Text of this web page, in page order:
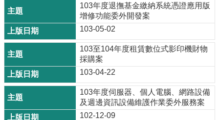
103年度退撫基金繳納系統憑證應用版
增修功能委外開發案
103-05-02
103至104年度租賃數位式影印機財物
採購案
103-04-22
103年度伺服器、個人電腦、網路設備
及週邊資訊設備維護作業委外服務案
102-12-09